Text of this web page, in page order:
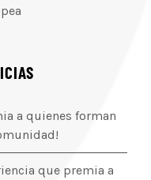
a quienes forman
que premia a